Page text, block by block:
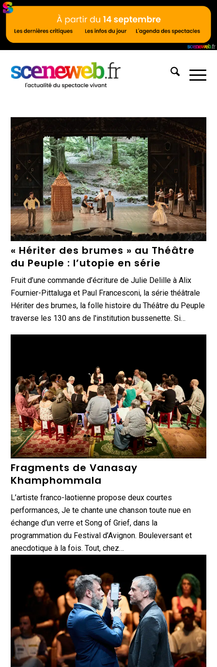
« Hériter des brumes » au Théâtre
du Peuple : l’utopie en série
Fruit d’une commande d’écriture de Julie Delille à Alix
Fournier-Pittaluga et Paul Francesconi, la série théâtrale
Hériter des brumes, la folle histoire du Théâtre du Peuple
traverse les 130 ans de l'institution bussenette. Si…
Fragments de Vanasay
Khamphommala
L’artiste franco-laotienne propose deux courtes
performances, Je te chante une chanson toute nue en
échange d’un verre et Song of Grief, dans la
programmation du Festival d’Avignon. Bouleversant et
anecdotique à la fois. Tout, chez…